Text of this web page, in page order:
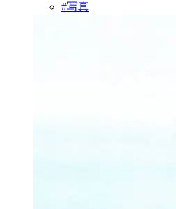
#写真